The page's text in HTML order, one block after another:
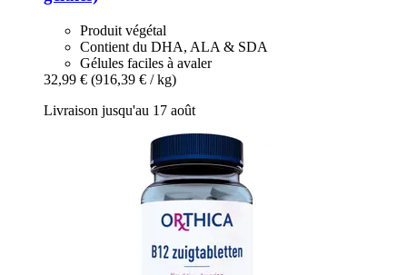
Produit végétal
Contient du DHA, ALA & SDA
Gélules faciles à avaler
32,99 € (916,39 € / kg)
Livraison jusqu'au 17 août